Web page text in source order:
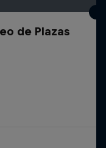
de Plazas